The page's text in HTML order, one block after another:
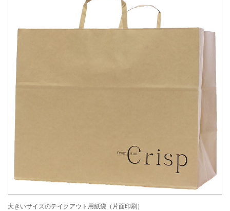
大きいサイズのテイクアウト用紙袋（片面印刷）